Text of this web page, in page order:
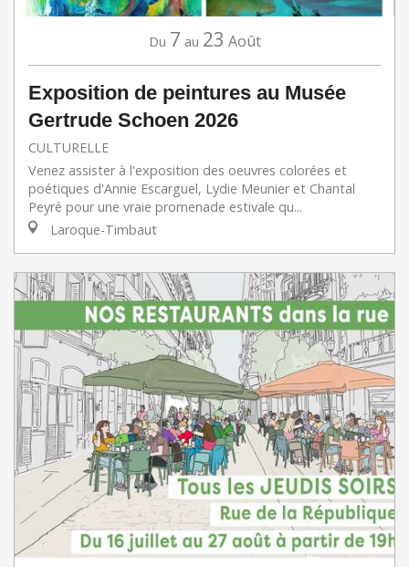
Du 7 au 23 Août
Exposition de peintures au Musée
Gertrude Schoen 2026
CULTURELLE
Venez assister à l'exposition des oeuvres colorées et
poétiques d'Annie Escarguel, Lydie Meunier et Chantal
Peyré pour une vraie promenade estivale qu...
Laroque-Timbaut